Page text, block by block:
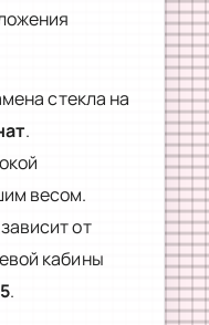
стекла на
.
весом.
от
кабины
.